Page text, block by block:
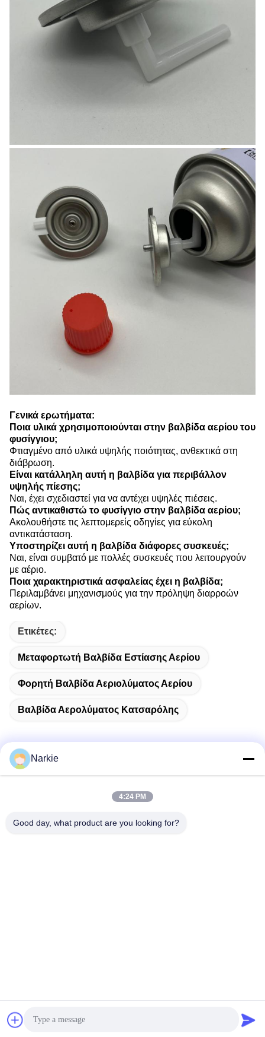
Γενικά ερωτήματα:
Ποια υλικά χρησιμοποιούνται στην βαλβίδα αερίου του
φυσίγγιου;
Φτιαγμένο από υλικά υψηλής ποιότητας, ανθεκτικά στη
διάβρωση.
Είναι κατάλληλη αυτή η βαλβίδα για περιβάλλον
υψηλής πίεσης;
Ναι, έχει σχεδιαστεί για να αντέχει υψηλές πιέσεις.
Πώς αντικαθιστώ το φυσίγγιο στην βαλβίδα αερίου;
Ακολουθήστε τις λεπτομερείς οδηγίες για εύκολη
αντικατάσταση.
Υποστηρίζει αυτή η βαλβίδα διάφορες συσκευές;
Ναι, είναι συμβατό με πολλές συσκευές που λειτουργούν
με αέριο.
Ποια χαρακτηριστικά ασφαλείας έχει η βαλβίδα;
Περιλαμβάνει μηχανισμούς για την πρόληψη διαρροών
αερίων.
Ετικέτες:
Μεταφορτωτή Βαλβίδα Εστίασης Αερίου
Φορητή Βαλβίδα Αεριολύματος Αερίου
Βαλβίδα Αερολύματος Κατσαρόλης
Οδός Yingbin αριθ. 100, ζώνη οικονομικής και τεχνολογικής
CANGZHOU FUTURE INDUSTRY CO.,LTD Όλα τα δικαιώματα
Narkie
4:24 PM
Good day, what product are you looking for?